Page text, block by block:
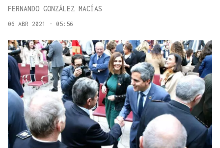
FERNANDO GONZÁLEZ MACÍAS
06 ABR 2021 - 05:56